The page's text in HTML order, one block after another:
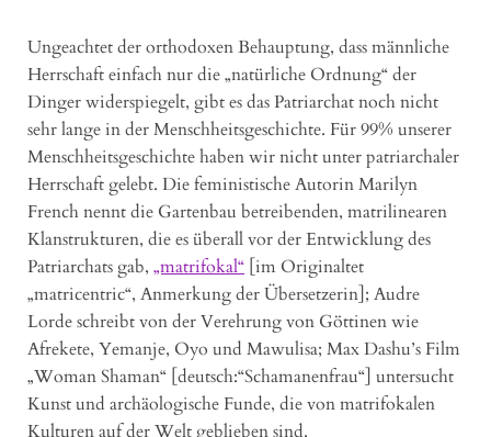
Ungeachtet der orthodoxen Behauptung, dass männliche
Herrschaft einfach nur die „natürliche Ordnung“ der
Dinger widerspiegelt, gibt es das Patriarchat noch nicht
sehr lange in der Menschheitsgeschichte. Für 99% unserer
Menschheitsgeschichte haben wir nicht unter patriarchaler
Herrschaft gelebt. Die feministische Autorin Marilyn
French nennt die Gartenbau betreibenden, matrilinearen
Klanstrukturen, die es überall vor der Entwicklung des
Patriarchats gab, „matrifokal“ [im Originaltet
„matricentric“, Anmerkung der Übersetzerin]; Audre
Lorde schreibt von der Verehrung von Göttinen wie
Afrekete, Yemanje, Oyo und Mawulisa; Max Dashu’s Film
„Woman Shaman“ [deutsch:“Schamanenfrau“] untersucht
Kunst und archäologische Funde, die von matrifokalen
Kulturen auf der Welt geblieben sind.